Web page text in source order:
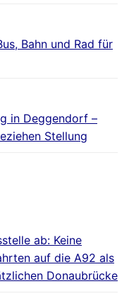
Bahn und Rad für
in Deggendorf –
Stellung
ab: Keine
auf die A92 als
Donaubrücke